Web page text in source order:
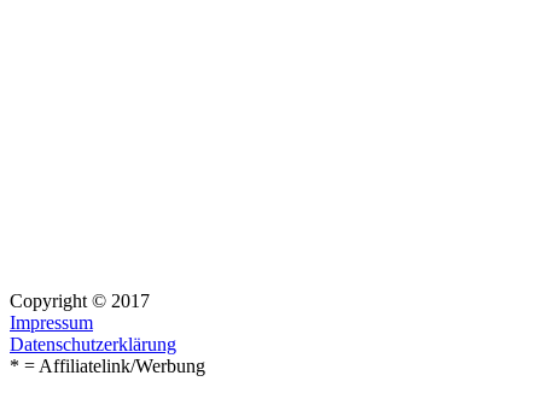
Copyright © 2017
Impressum
Datenschutzerklärung
* = Affiliatelink/Werbung